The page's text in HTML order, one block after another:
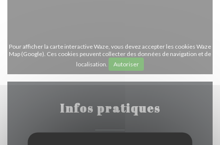
Pour afficher la carte interactive Waze, vous devez accepter les cookies Waze
Map (Google). Ces cookies peuvent collecter des données de navigation et de
localisation.
Autoriser
Infos pratiques